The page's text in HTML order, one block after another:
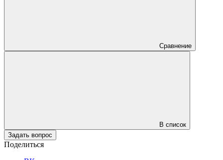
Сравнение
В список
Задать вопрос
Поделиться